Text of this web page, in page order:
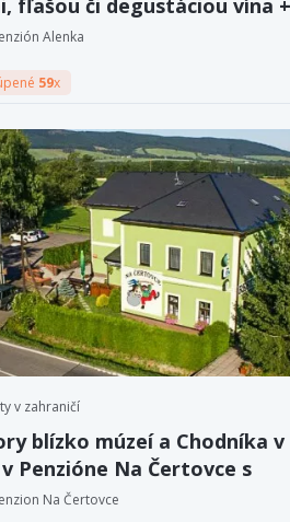
fľašou či degustáciou vína +
Alenka
59x
v zahraničí
blízko múzeí a Chodníka v
Penzióne Na Čertovce s
a ihriskom
Na Čertovce